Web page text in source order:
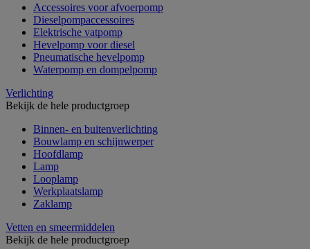
Accessoires voor afvoerpomp
Dieselpompaccessoires
Elektrische vatpomp
Hevelpomp voor diesel
Pneumatische hevelpomp
Waterpomp en dompelpomp
Verlichting
Bekijk de hele productgroep
Binnen- en buitenverlichting
Bouwlamp en schijnwerper
Hoofdlamp
Lamp
Looplamp
Werkplaatslamp
Zaklamp
Vetten en smeermiddelen
Bekijk de hele productgroep